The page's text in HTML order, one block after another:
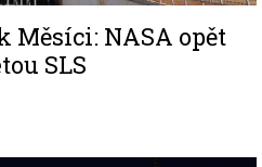
Měsíci: NASA opět
SLS